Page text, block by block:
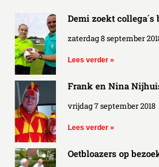
Demi zoekt
zaterdag 8 september
Lees verder »
Frank en Nina
vrijdag 7 september 2018
Lees verder »
Oetbloazers op